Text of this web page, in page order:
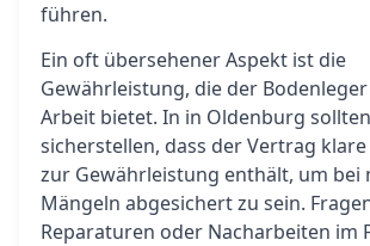
führen.
Ein oft übersehener Aspekt ist die
Gewährleistung, die der
Arbeit bietet. In in Oldenburg
sicherstellen, dass der Vertrag
zur Gewährleistung enthält, um bei
Mängeln abgesichert zu sein.
Reparaturen oder Nacharbeiten im